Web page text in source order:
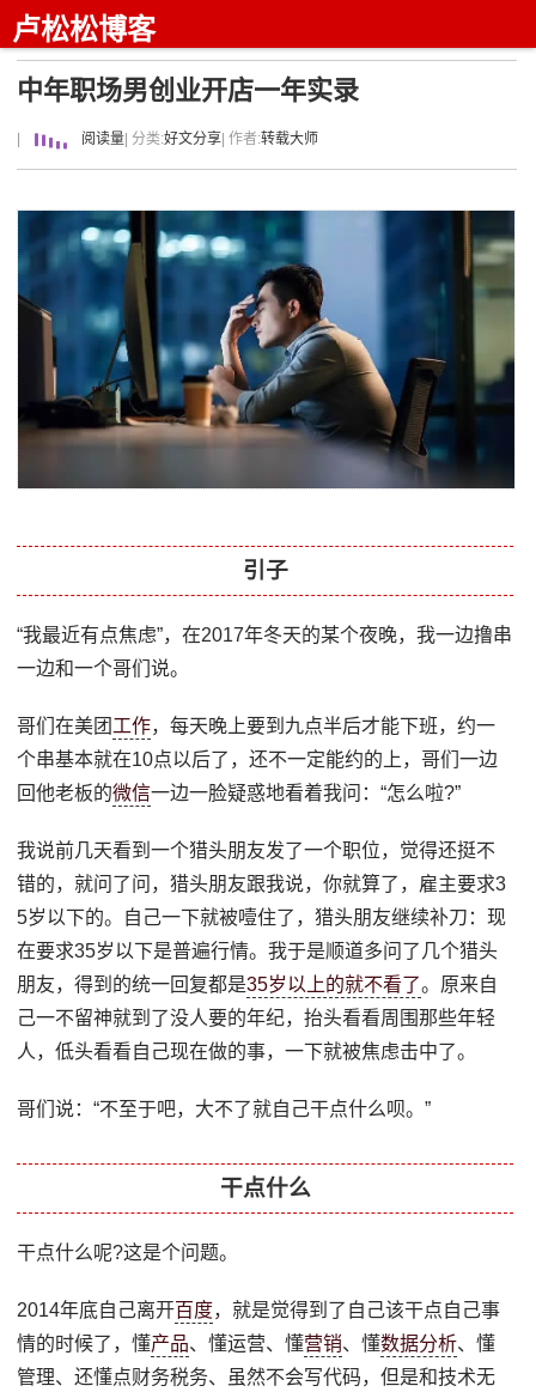
卢松松博客
中年职场男创业开店一年实录
阅读量 | 分类:好文分享 | 作者:转载大师
引子
“我最近有点焦虑”，在2017年冬天的某个夜晚，我一边撸串
一边和一个哥们说。
哥们在美团 工作，每天晚上要到九点半后才能下班，约一
个串基本就在10点以后了，还不一定能约的上，哥们一边
回他老板的微信一边一脸疑惑地看着我问：“怎么啦?”
我说前几天看到一个猎头朋友发了一个职位，觉得还挺不
错的，就问了问，猎头朋友跟我说，你就算了，雇主要求3
5岁以下的。自己一下就被噎住了，猎头朋友继续补刀：现
在要求35岁以下是普遍行情。我于是顺道多问了几个猎头
朋友，得到的统一回复都是35岁以上的就不看了。原来自
己一不留神就到了没人要的年纪，抬头看看周围那些年轻
人，低头看看自己现在做的事，一下就被焦虑击中了。
哥们说：“不至于吧，大不了就自己干点什么呗。”
干点什么
干点什么呢?这是个问题。
2014年底自己离开百度，就是觉得到了自己该干点自己事
情的时候了，懂产品、懂运营、懂营销、懂数据分析、懂
管理、还懂点财务税务、虽然不会写代码，但是和技术无